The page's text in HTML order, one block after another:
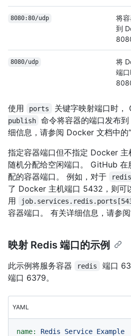
8080:80/udp
将
到
8080/udp
将
端
使用 ports 关键字映射端口时，
publish
命令将容器的端口发布
细信息，请参阅 Docker 文档中的“
指定容器端口但不指定 Docker 主
随机分配给空闲端口。 GitHub 在
配的容器端口。 例如，对于
redis
了 Docker 主机端口 5432，则可
用
容器端口。 有关详细信息，请参阅
映射 Redis 端口的示例
此示例将服务容器 redis
端口
端口 6379。
YAML
name: Redis Service Example